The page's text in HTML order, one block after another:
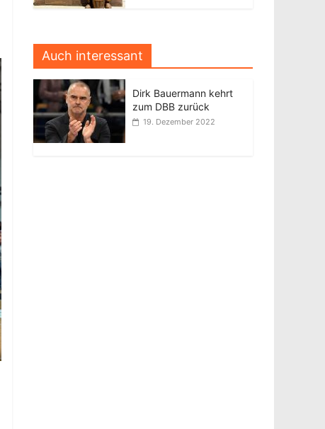
Auch interessant
Dirk Bauermann kehrt
zum DBB zurück
19. Dezember 2022